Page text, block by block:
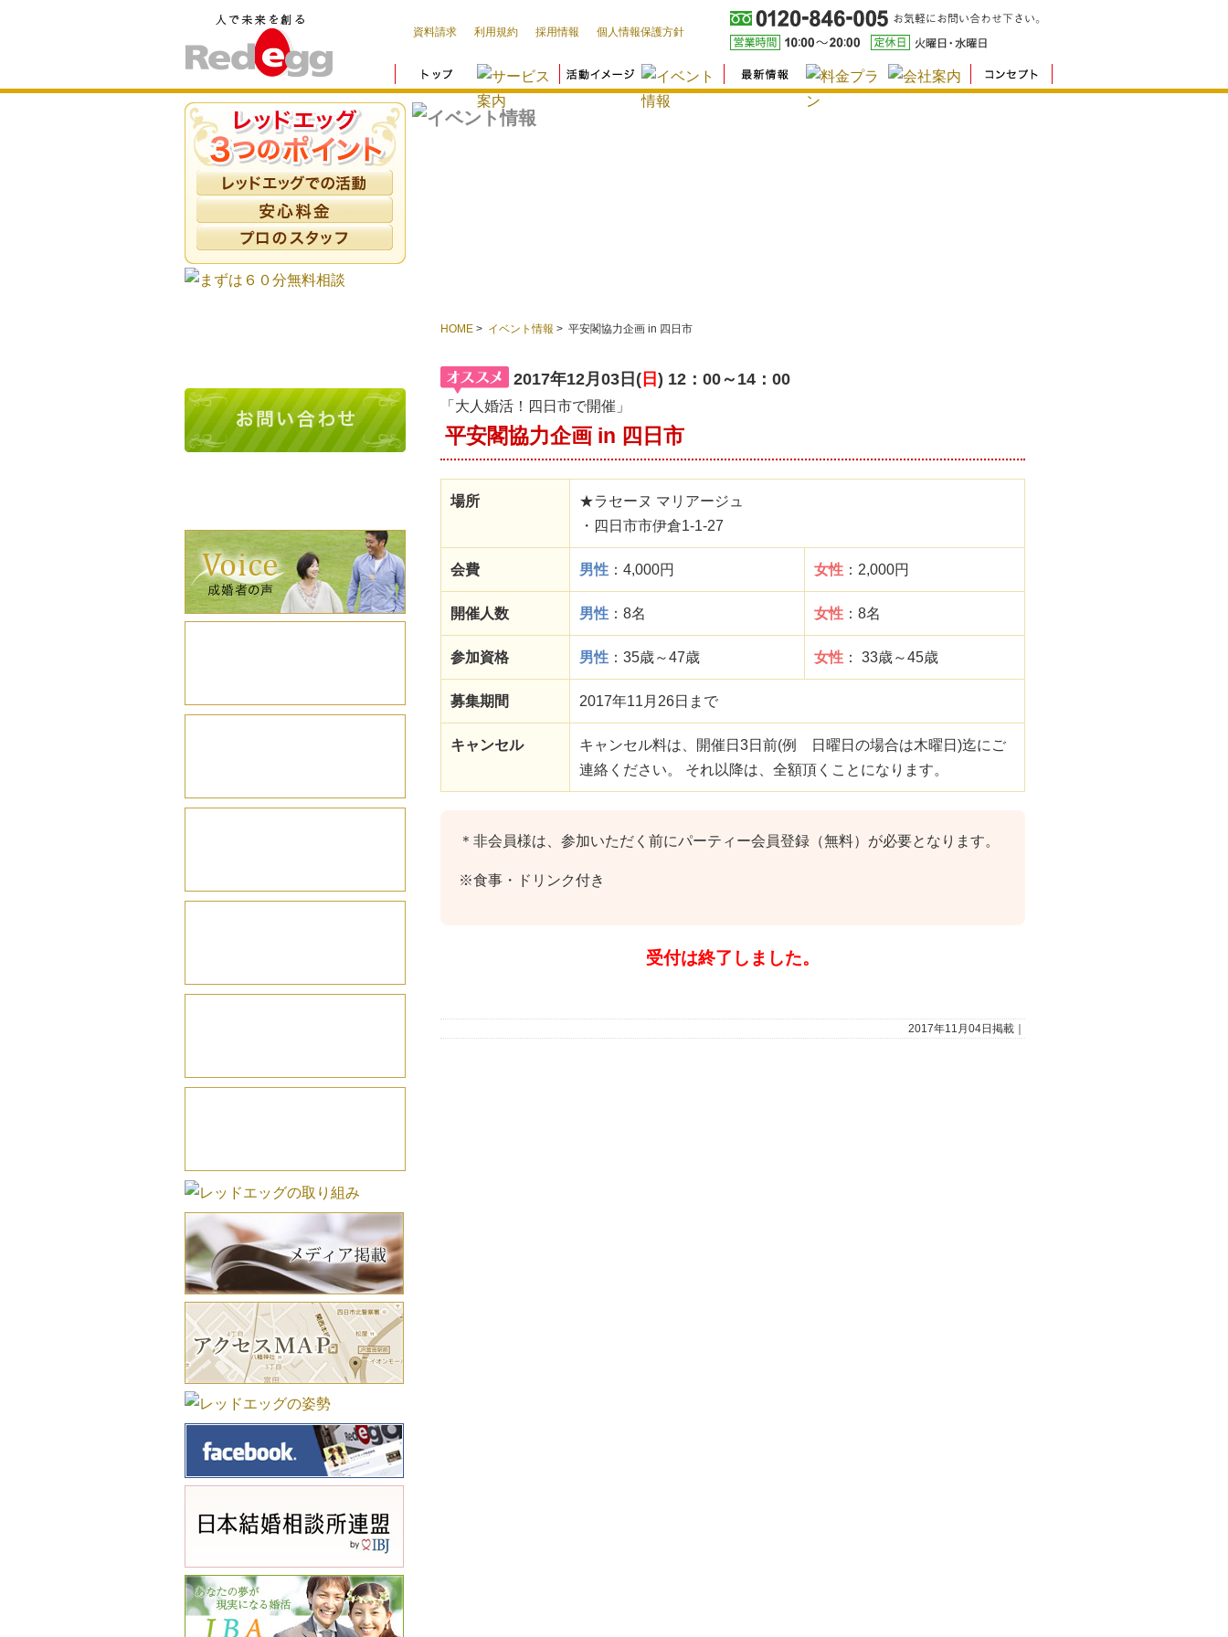
資料請求 利用規約 採用情報 個人情報保護方針
HOME > イベント情報 > 平安閣協力企画 in 四日市
2017年12月03日( 日 ) 12：00～14：00
「大人婚活！四日市で開催」
平安閣協力企画 in 四日市
場所
★ラセーヌ マリアージュ
・四日市市伊倉1-1-27
会費 男性 ：4,000円 女性 ：2,000円
開催人数 男性 ：8名 女性 ：8名
参加資格 男性 ：35歳～47歳 女性 ： 33歳～45歳
募集期間 2017年11月26日まで
キャンセル
キャンセル料は、開催日3日前(例 日曜日の場合は木曜日)迄にご
連絡ください。 それ以降は、全額頂くことになります。
＊非会員様は、参加いただく前にパーティー会員登録（無料）が必要となります。
※食事・ドリンク付き
受付は終了しました。
2017年11月04日掲載｜